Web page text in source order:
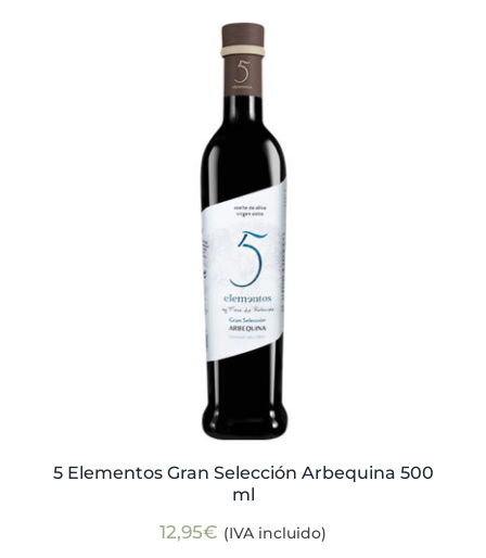
5 Elementos Gran Selección Arbequina 500
ml
12,95€ (IVA incluido)